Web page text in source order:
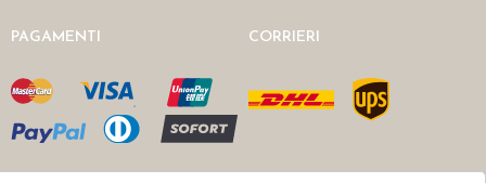
PAGAMENTI CORRIERI